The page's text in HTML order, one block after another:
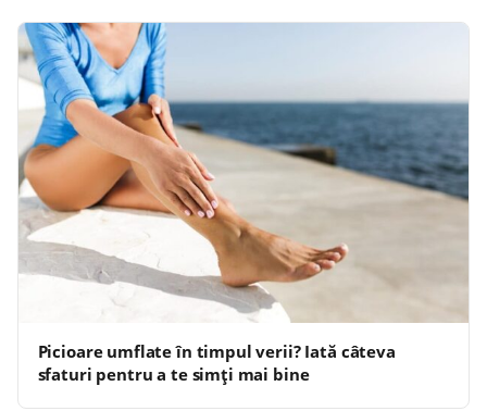
Picioare umflate în timpul verii? Iată câteva
sfaturi pentru a te simți mai bine